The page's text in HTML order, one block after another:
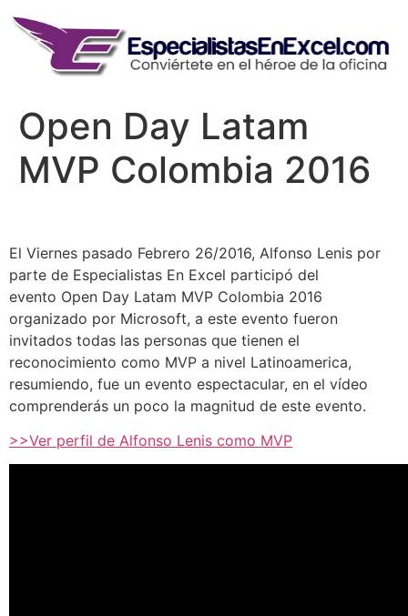
content
Open Day Latam
MVP Colombia 2016
El Viernes pasado Febrero 26/2016, Alfonso Lenis por
parte de Especialistas En Excel participó del
evento Open Day Latam MVP Colombia 2016
organizado por Microsoft, a este evento fueron
invitados todas las personas que tienen el
reconocimiento como MVP a nivel Latinoamerica,
resumiendo, fue un evento espectacular, en el vídeo
comprenderás un poco la magnitud de este evento.
>>Ver perfil de Alfonso Lenis como MVP